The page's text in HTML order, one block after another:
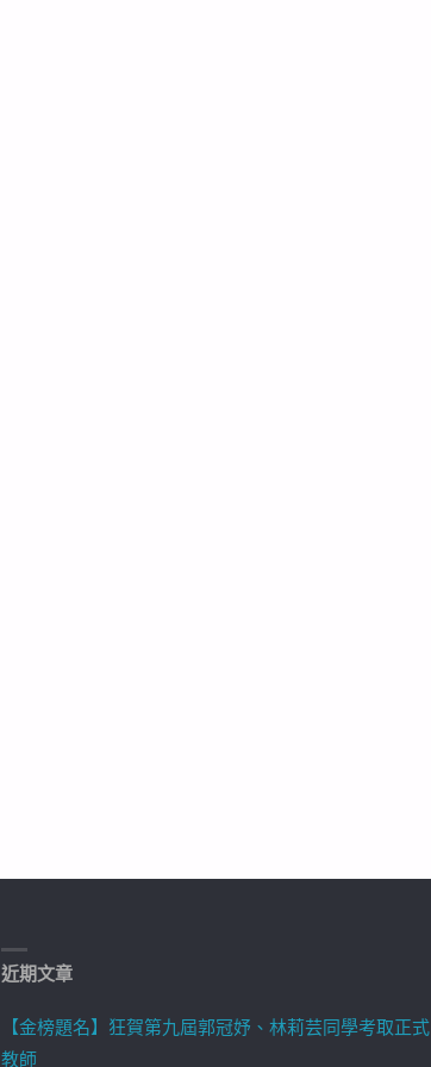
近期文章
【金榜題名】狂賀第九屆郭冠妤、林莉芸同學考取正式
教師